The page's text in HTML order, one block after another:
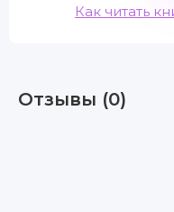
Как читать
Отзывы (0)